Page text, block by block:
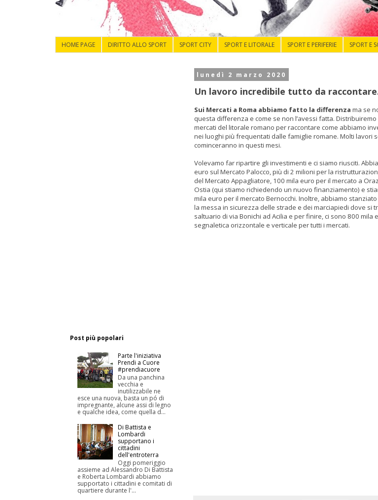
HOME PAGE DIRITTO ALLO SPORT SPORT CITY SPORT E LITORALE SPORT E PERIFERIE SPORT E
lunedì 2 marzo 2020
Un lavoro incredibile tutto da
Sui Mercati a Roma abbiamo fatto la differenza ma se
questa differenza e come se non l’avessi fatta.
mercati del litorale romano per raccontare come abbiamo
nei luoghi più frequentati dalle famiglie romane. Molti lavori
cominceranno in questi mesi.
Volevamo far ripartire gli investimenti e ci siamo riusciti.
euro sul Mercato Palocco, più di 2 milioni per la
del Mercato Appagliatore, 100 mila euro per il mercato a
Ostia (qui stiamo richiedendo un nuovo finanziamento) e
mila euro per il mercato Bernocchi. Inoltre, abbiamo
la messa in sicurezza delle strade e dei marciapiedi dove si
saltuario di via Bonichi ad Acilia e per finire, ci sono 800 mila
segnaletica orizzontale e verticale per tutti i mercati.
Post più popolari
Parte l'iniziativa
Prendi a Cuore
#prendiacuore
Da una panchina
vecchia e
inutilizzabile ne
esce una nuova, basta un pó di
impregnante, alcune assi di legno
e qualche idea, come quella d...
Di Battista e
Lombardi
supportano i
cittadini
dell'entroterra
Oggi pomeriggio
assieme ad Alessandro Di Battista
e Roberta Lombardi abbiamo
supportato i cittadini e comitati di
quartiere durante l'...